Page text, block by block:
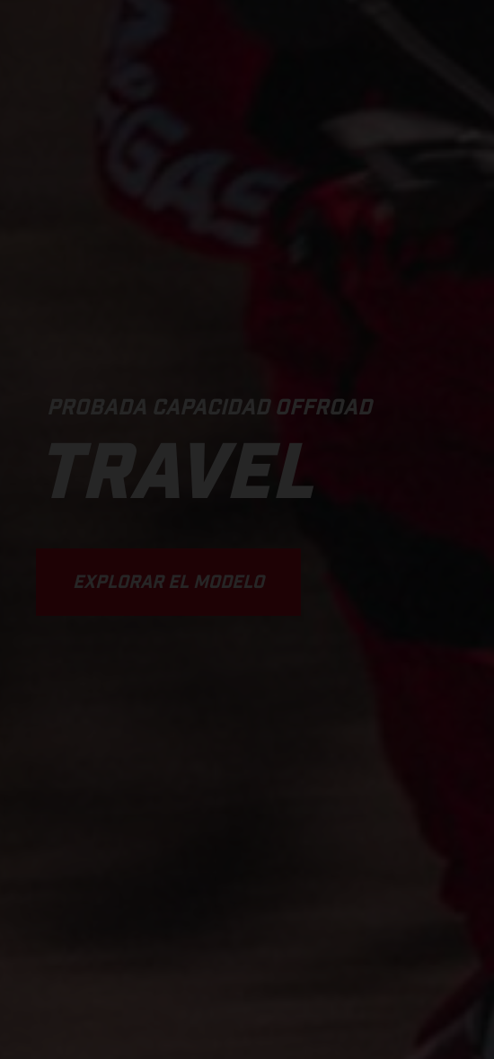
PROBADA CAPACIDAD OFFROAD
TRAVEL
EXPLORAR EL MODELO